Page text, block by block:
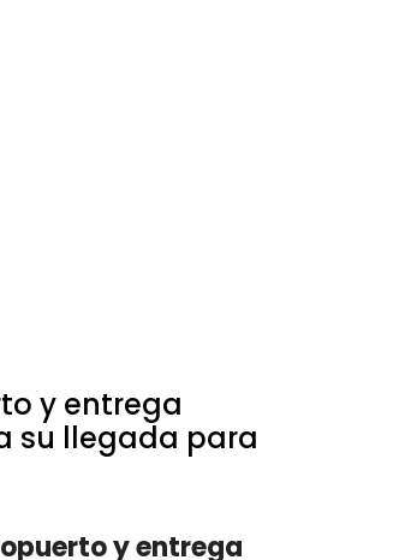
y entrega
su llegada para
y entrega